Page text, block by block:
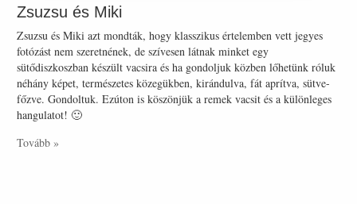
Zsuzsu és Miki
Zsuzsu és Miki azt mondták, hogy klasszikus értelemben vett jegyes
fotózást nem szeretnének, de szívesen látnak minket egy
sütődiszkoszban készült vacsira és ha gondoljuk közben lőhetünk róluk
néhány képet, természetes közegükben, kirándulva, fát aprítva, sütve-
főzve. Gondoltuk. Ezúton is köszönjük a remek vacsit és a különleges
hangulatot! 🙂
Tovább »